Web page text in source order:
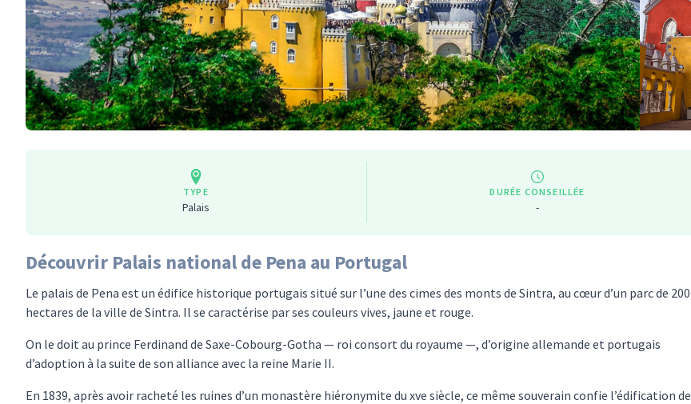
TYPE
Palais
DURÉE CONSEILLÉE
-
Découvrir Palais national de Pena au Portugal
Le palais de Pena est un édifice historique portugais situé sur l’une des cimes des monts de Sintra, au cœur d’un parc de 200
hectares de la ville de Sintra. Il se caractérise par ses couleurs vives, jaune et rouge.
On le doit au prince Ferdinand de Saxe-Cobourg-Gotha — roi consort du royaume —, d’origine allemande et portugais
d’adoption à la suite de son alliance avec la reine Marie II.
En 1839, après avoir racheté les ruines d’un monastère hiéronymite du xve siècle, ce même souverain confie l’édification de